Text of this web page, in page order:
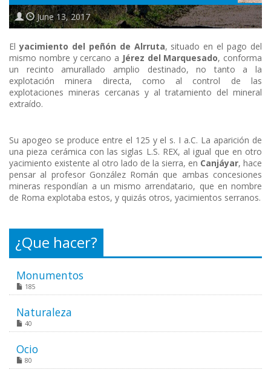
June 13, 2017
Elyacimiento del peñón de Alrruta, situado en el pago del
mismo nombre y cercano a Jérez del Marquesado, conforma
un recinto amurallado amplio destinado, no tanto a la
explotación minera directa, como al control de las
explotaciones mineras cercanas y al tratamiento del mineral
extraído.
Su apogeo se produce entre el 125 y el s. I a.C. La aparición de
una pieza cerámica con las siglas L.S. REX, al igual que en otro
yacimiento existente al otro lado de la sierra, en Canjáyar, hace
pensar al profesor González Román que ambas concesiones
mineras respondían a un mismo arrendatario, que en nombre
de Roma explotaba estos, y quizás otros, yacimientos serranos.
¿Que hacer?
Monumentos
185
Naturaleza
40
Ocio
80